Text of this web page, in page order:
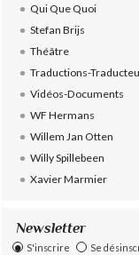
Qui Que Quoi
Stefan Brijs
Théâtre
Traductions-
Vidéos-Documents
WF Hermans
Willem Jan Otten
Willy Spillebeen
Xavier Marmier
Newsletter
S'inscrire Se